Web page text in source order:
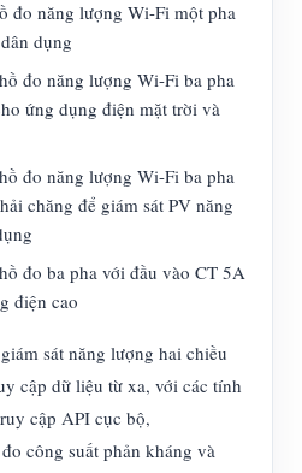
đo năng lượng Wi-Fi một pha
dụng
đo năng lượng Wi-Fi ba pha
ứng dụng điện mặt trời và
đo năng lượng Wi-Fi ba pha
chăng để giám sát PV năng
đo ba pha với đầu vào CT 5A
điện cao
sát năng lượng hai chiều
cập dữ liệu từ xa, với các tính
cập API cục bộ,
công suất phản kháng và